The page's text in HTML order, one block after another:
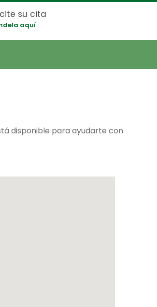
su cita
aquí
disponible para ayudarte con